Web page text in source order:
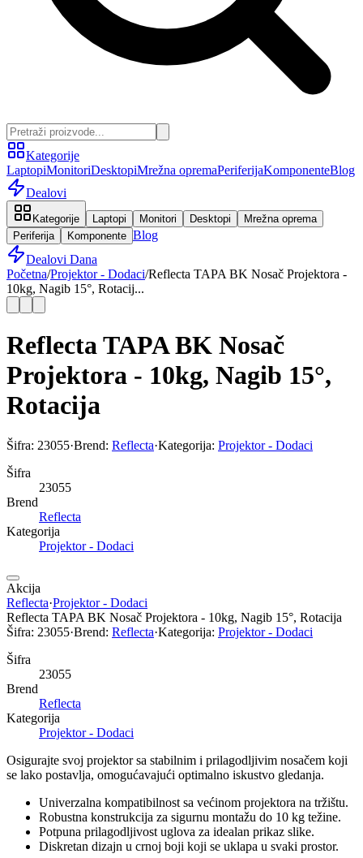
Kategorije
LaptopiMonitoriDesktopiMrežna opremaPeriferijaKomponenteBlog
Dealovi
Kategorije Laptopi Monitori Desktopi
Mrežna oprema
Periferija
Komponente Blog
Dealovi Dana
Početna/Projektor - Dodaci/Reflecta TAPA BK Nosač Projektora -
10kg, Nagib 15°, Rotacij...
Reflecta TAPA BK Nosač
Projektora - 10kg, Nagib 15°,
Rotacija
Šifra: 23055·Brend: Reflecta·Kategorija: Projektor - Dodaci
Šifra
23055
Brend
Reflecta
Kategorija
Projektor - Dodaci
Akcija
Reflecta·Projektor - Dodaci
Reflecta TAPA BK Nosač Projektora - 10kg, Nagib 15°, Rotacija
Šifra: 23055·Brend: Reflecta·Kategorija: Projektor - Dodaci
Šifra
23055
Brend
Reflecta
Kategorija
Projektor - Dodaci
Osigurajte svoj projektor sa stabilnim i prilagodljivim nosačem koji
se lako postavlja, omogućavajući optimalno iskustvo gledanja.
Univerzalna kompatibilnost sa većinom projektora na tržištu.
Robustna konstrukcija za sigurnu montažu do 10 kg težine.
Potpuna prilagodljivost uglova za idealan prikaz slike.
Diskretan dizajn u crnoj boji koji se uklapa u svaki prostor.